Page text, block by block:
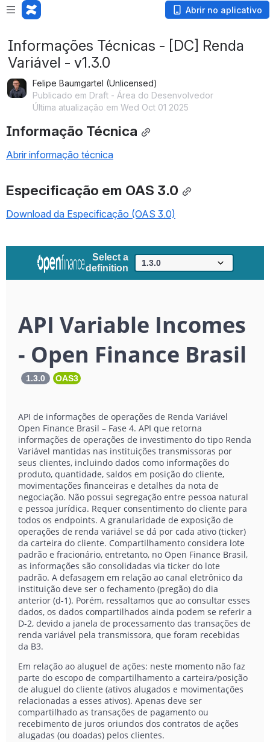
Abrir no aplicativo
Informações Técnicas - [DC] Renda
Variável - v1.3.0
Felipe Baumgartel (Unlicensed)
Publicado em Draft - Área do Desenvolvedor
Última atualização em Wed Oct 01 2025
Informação Técnica
Abrir informação técnica
Especificação em OAS 3.0
Download da Especificação (OAS 3.0)